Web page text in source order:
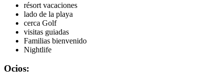
résort vacaciones
lado de la playa
cerca Golf
visitas guiadas
Familias bienvenido
Nightlife
Ocios: